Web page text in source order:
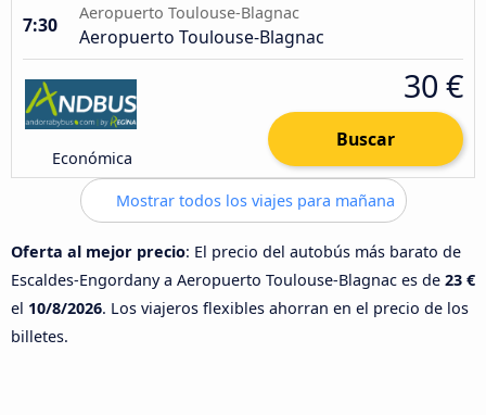
7:30
Aeropuerto Toulouse-Blagnac
Aeropuerto Toulouse-Blagnac
Económica
30 €
Buscar
Mostrar todos los viajes para mañana
Oferta al mejor precio: El precio del autobús más barato de
Escaldes-Engordany a Aeropuerto Toulouse-Blagnac es de 23 €
el 10/8/2026. Los viajeros flexibles ahorran en el precio de los
billetes.